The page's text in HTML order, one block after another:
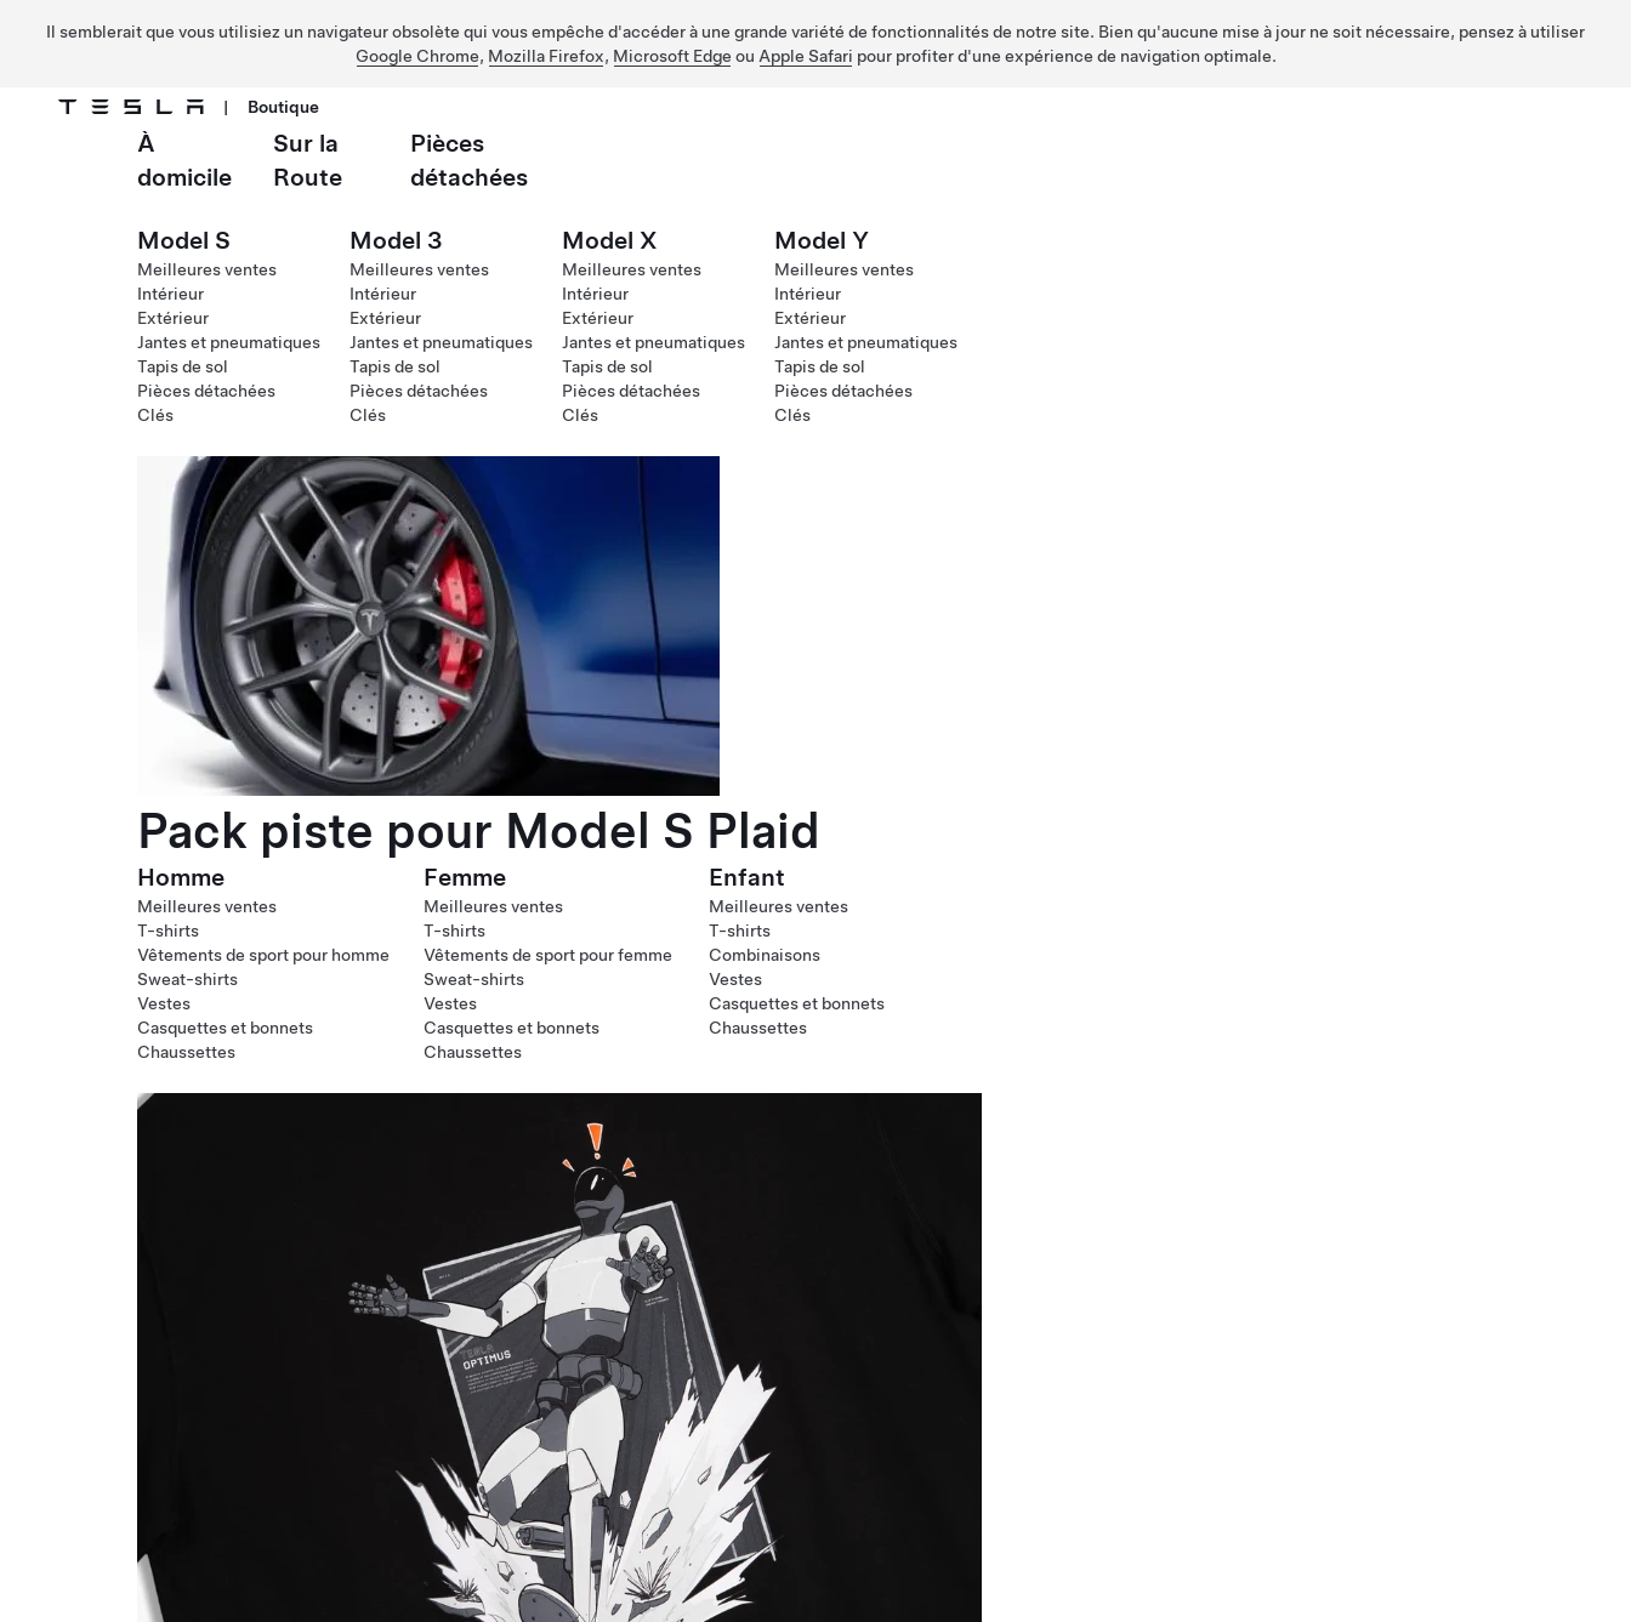
Il semblerait que vous utilisiez un navigateur obsolète qui vous empêche d'accéder à une grande variété de fonctionnalités de notre site. Bien qu'aucune mise à jour ne soit nécessaire, pensez à utiliser
Google Chrome, Mozilla Firefox, Microsoft Edge ou Apple Safari pour profiter d'une expérience de navigation optimale.
Passer au contenu principal
| Boutique
À
domicile
Sur la
Route
Pièces
détachées
Model S
Meilleures ventes
Intérieur
Extérieur
Jantes et pneumatiques
Tapis de sol
Pièces détachées
Clés
Model 3
Meilleures ventes
Intérieur
Extérieur
Jantes et pneumatiques
Tapis de sol
Pièces détachées
Clés
Model X
Meilleures ventes
Intérieur
Extérieur
Jantes et pneumatiques
Tapis de sol
Pièces détachées
Clés
Model Y
Meilleures ventes
Intérieur
Extérieur
Jantes et pneumatiques
Tapis de sol
Pièces détachées
Clés
Pack piste pour Model S Plaid
Homme
Meilleures ventes
T-shirts
Vêtements de sport pour homme
Sweat-shirts
Vestes
Casquettes et bonnets
Chaussettes
Femme
Meilleures ventes
T-shirts
Vêtements de sport pour femme
Sweat-shirts
Vestes
Casquettes et bonnets
Chaussettes
Enfant
Meilleures ventes
T-shirts
Combinaisons
Vestes
Casquettes et bonnets
Chaussettes